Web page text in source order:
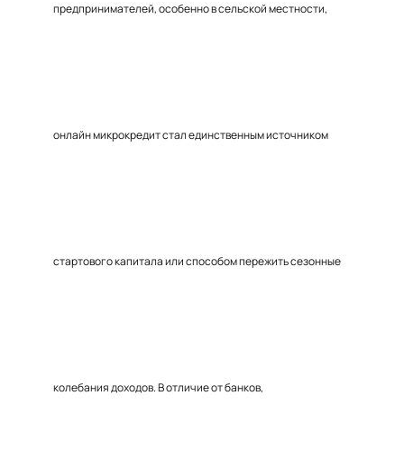
предпринимателей, особенно в сельской местности,
онлайн микрокредит стал единственным источником
стартового капитала или способом пережить сезонные
колебания доходов. В отличие от банков,